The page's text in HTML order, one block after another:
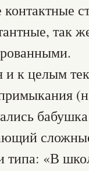
так
и к целым
типа: «В